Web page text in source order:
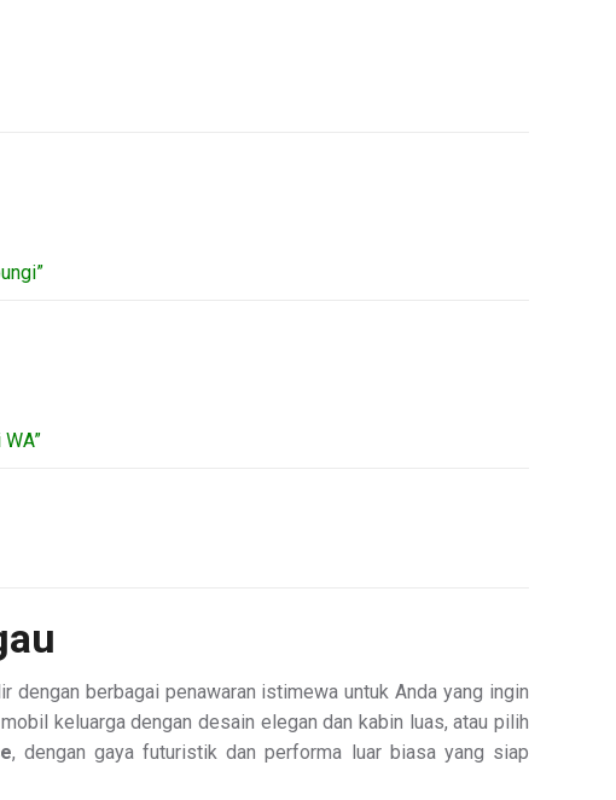
berbagai penawaran istimewa untuk Anda yang ingin
keluarga dengan desain elegan dan kabin luas, atau pilih
, dengan gaya futuristik dan performa luar biasa yang siap